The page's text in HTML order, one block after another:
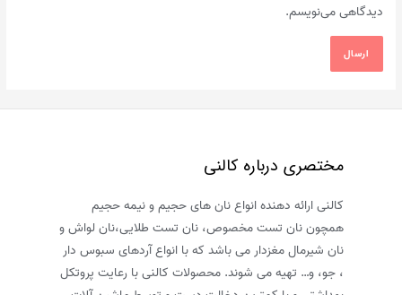
دیدگاهی می‌نویسم.
مختصری درباره کالنی
کالنی ارائه دهنده انواع نان های حجیم و نیمه حجیم
همچون نان تست مخصوص، نان تست طلایی،نان لواش و
نان شیرمال مغزدار می باشد که با انواع آردهای سبوس دار
، جو، و… تهیه می شوند. محصولات کالنی با رعایت پروتکل